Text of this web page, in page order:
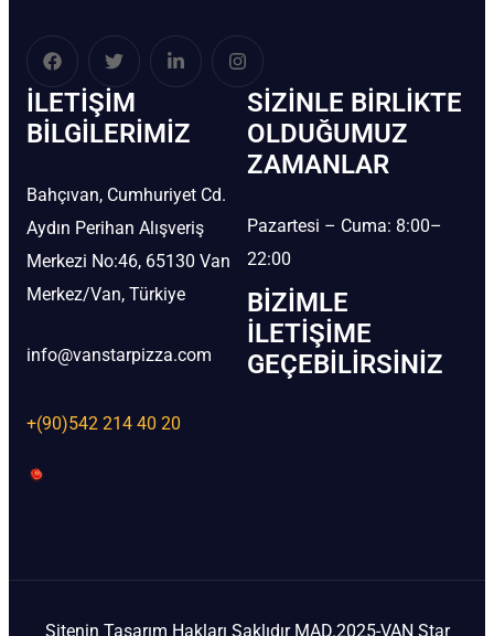
İLETIŞIM
BİLGILERIMIZ
Bahçıvan, Cumhuriyet Cd.
Aydın Perihan Alışveriş
Merkezi No:46, 65130 Van
Merkez/Van, Türkiye
info@vanstarpizza.com
+(90)542 214 40 20
SIZINLE BIRLIKTE
OLDUĞUMUZ
ZAMANLAR
Pazartesi – Cuma: 8:00–
22:00
BIZIMLE
İLETIŞIME
GEÇEBILIRSINIZ
Sitenin Tasarım Hakları Saklıdır MAD.2025-VAN Star